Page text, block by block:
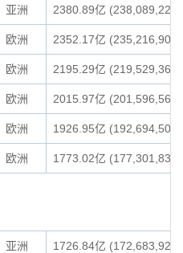
亚洲 2380.89亿
欧洲 2352.17亿
欧洲 2195.29亿
欧洲 2015.97亿
欧洲 1926.95亿
欧洲 1773.02亿
亚洲 1726.84亿